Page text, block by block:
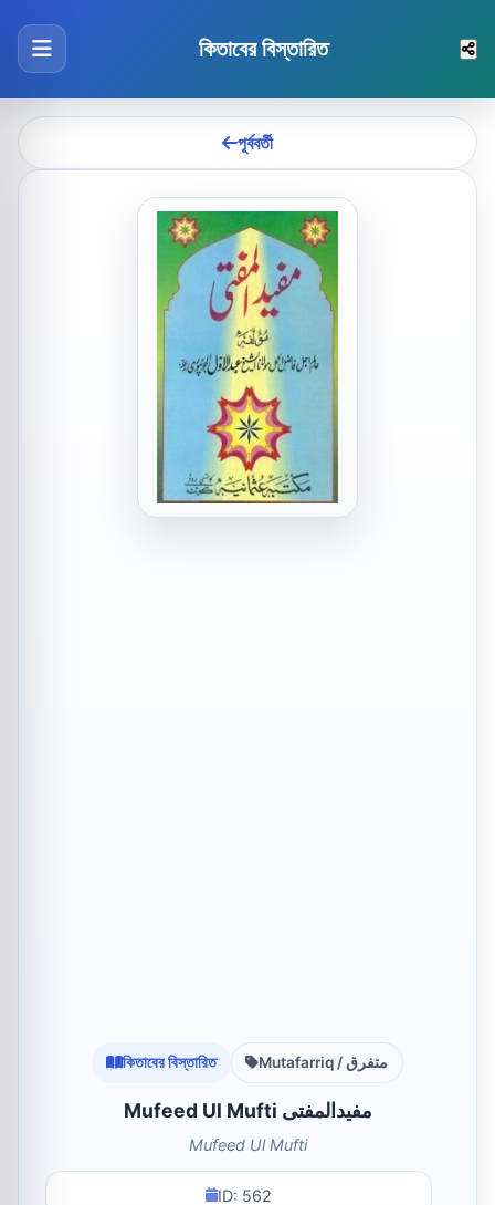
কিতাবের বিস্তারিত
পূর্ববর্তী
কিতাবের বিস্তারিত Mutafarriq / متفرق
Mufeed Ul Mufti مفیدالمفتی
Mufeed Ul Mufti
ID: 562